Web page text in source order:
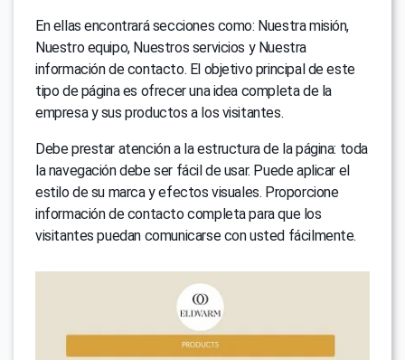
En ellas encontrará secciones como: Nuestra misión,
Nuestro equipo, Nuestros servicios y Nuestra
información de contacto. El objetivo principal de este
tipo de página es ofrecer una idea completa de la
empresa y sus productos a los visitantes.
Debe prestar atención a la estructura de la página: toda
la navegación debe ser fácil de usar. Puede aplicar el
estilo de su marca y efectos visuales. Proporcione
información de contacto completa para que los
visitantes puedan comunicarse con usted fácilmente.